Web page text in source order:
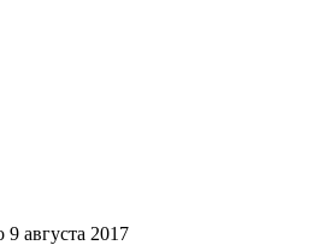
9 августа 2017